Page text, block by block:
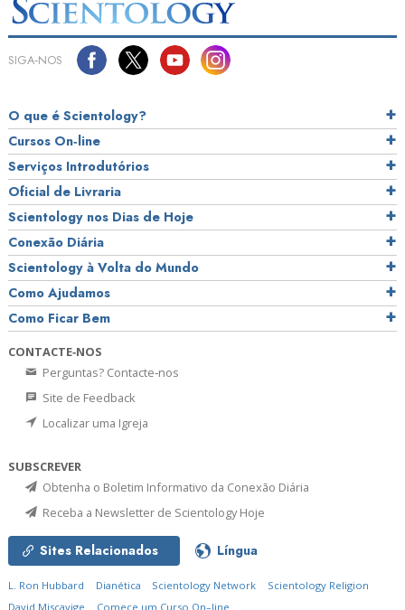
SIGA‑NOS
O que é Scientology?
Cursos On‑line
Serviços Introdutórios
Oficial de Livraria
Scientology nos Dias de Hoje
Conexão Diária
Scientology à Volta do Mundo
Como Ajudamos
Como Ficar Bem
CONTACTE‑NOS
Perguntas? Contacte‑nos
Site de Feedback
Localizar uma Igreja
SUBSCREVER
Obtenha o Boletim Informativo da Conexão Diária
Receba a Newsletter de Scientology Hoje
Sites Relacionados Língua
L. Ron Hubbard Dianética Scientology Network
Scientology Religion
David Miscavige
Comece um Curso On–line